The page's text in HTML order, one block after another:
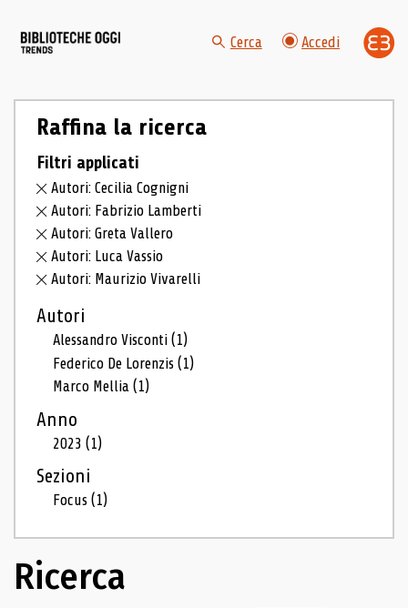
Cerca Accedi
Raffina la ricerca
Filtri applicati
Autori: Cecilia Cognigni
Autori: Fabrizio Lamberti
Autori: Greta Vallero
Autori: Luca Vassio
Autori: Maurizio Vivarelli
Autori
Alessandro Visconti(1)
Federico De Lorenzis(1)
Marco Mellia(1)
Anno
2023(1)
Sezioni
Focus(1)
Ricerca